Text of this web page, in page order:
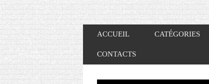
ACCUEIL CATÉGORIES
CONTACTS